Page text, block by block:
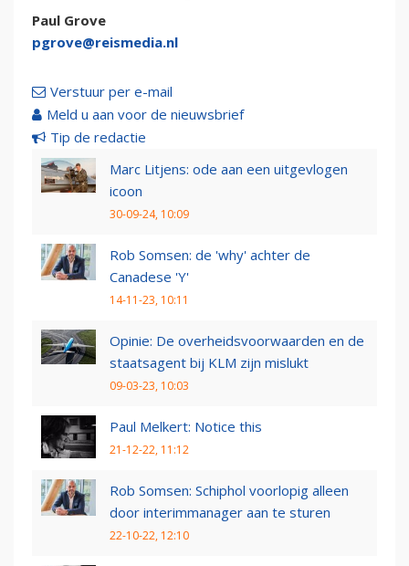
Paul Grove
pgrove@reismedia.nl
Verstuur per e-mail
Meld u aan voor de nieuwsbrief
Tip de redactie
Marc Litjens: ode aan een uitgevlogen
icoon
30-09-24, 10:09
Rob Somsen: de 'why' achter de
Canadese 'Y'
14-11-23, 10:11
Opinie: De overheidsvoorwaarden en de
staatsagent bij KLM zijn mislukt
09-03-23, 10:03
Paul Melkert: Notice this
21-12-22, 11:12
Rob Somsen: Schiphol voorlopig alleen
door interimmanager aan te sturen
22-10-22, 12:10